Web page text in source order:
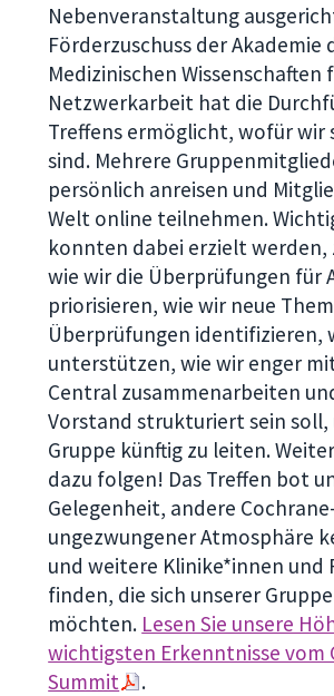
Nebenveranstaltung
Förderzuschuss der Akademie
Medizinischen Wissenschaften
Netzwerkarbeit hat die
Treffens ermöglicht, wofür wir
sind. Mehrere
persönlich anreisen und
Welt online teilnehmen.
konnten dabei erzielt werden,
wie wir die Überprüfungen für
priorisieren, wie wir neue
Überprüfungen identifizieren,
unterstützen, wie wir enger
Central zusammenarbeiten
Vorstand strukturiert sein soll,
Gruppe künftig zu leiten.
dazu folgen! Das Treffen bot
Gelegenheit, andere
ungezwungener Atmosphäre
und weitere Klinike*innen und
finden, die sich unserer
möchten. Lesen Sie unsere
wichtigsten Erkenntnisse vom
Summit
.